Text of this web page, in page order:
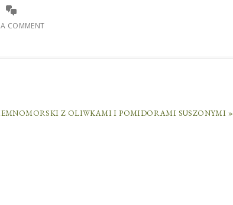
A COMMENT
Z OLIWKAMI I POMIDORAMI SUSZONYMI »